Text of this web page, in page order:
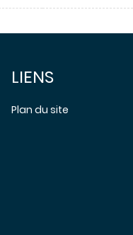
LIENS
Plan du site